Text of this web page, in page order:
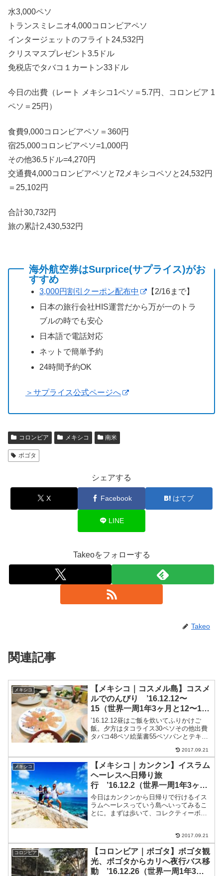
水3,000ペソ
トランスミレニオ4,000コロンビアペソ
インタージェットのフライト24,532円
クリスマスプレゼント3.5ドル
免税店でタバコ１カートン33ドル
今日の出費（レート メキシコ1ペソ＝5.7円、コロンビア 1
ペソ＝25円）
食費9,000コロンビアペソ＝360円
宿25,000コロンビアペソ=1,000円
その他36.5ドル=4,270円
交通費4,000コロンビアペソと72メキシコペソと24,532円
＝25,102円
合計30,732円
旅の累計2,430,532円
海外航空券はSurprice(サプライス)がお
すすめ
3,000円割引クーポン配布中
【2/16まで】
日本の旅行会社HIS運営だから万が一のトラ
ブルの時でも安心
日本語で電話対応
ネットで簡単予約
24時間予約OK
＞サプライス公式ページへ
コロンビア メキシコ 南米
ボゴタ
シェアする
X Facebook はてブ
LINE
Takeoをフォローする
Takeo
関連記事
メキシコ
【メキシコ｜コスメル島】コスメ
ルでのんびり ’16.12.12〜
15（世界一周1年3ヶ月と12〜15
日目）
’16.12.12昼はご飯を炊いてふりかけご
飯。夕方はタコライス30ペソその他出費
タバコ48ペソ絵葉書55ペソパンとテキー
クアウトしていった。昼は久しぶりに外
食。タコス屋さんへ。２タコスとコー...
2017.09.21
メキシコ
【メキシコ｜カンクン】イスラム
ヘーレスへ日帰り旅
行 ’16.12.2（世界一周1年3ヶ月
と2日目）
今日はカンクンから日帰りで行けるイス
ラムヘーレスっていう島へいってみるこ
とに。まずは歩いて、コレクティーボ乗
イスラムヘーレスのフェリーが出ている
グランプエルト行きのコレ...
2017.09.21
コロンビア
【コロンビア｜ボゴタ】ボゴタ観
光、ボゴタからカリへ夜行バス移
動 ’16.12.26（世界一周1年3ヶ